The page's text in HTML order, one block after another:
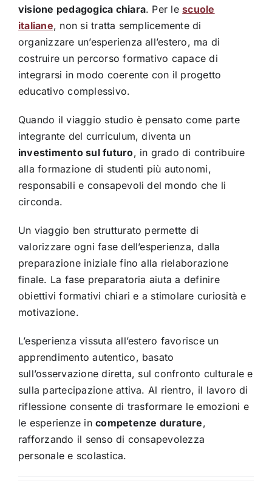
visione pedagogica chiara. Per lescuole
italiane, non si tratta semplicemente di
organizzare un’esperienza all’estero, ma di
costruire un percorso formativo capace di
integrarsi in modo coerente con il progetto
educativo complessivo.
Quando il viaggio studio è pensato come parte
integrante del curriculum, diventa un
investimento sul futuro, in grado di contribuire
alla formazione di studenti più autonomi,
responsabili e consapevoli del mondo che li
circonda.
Un viaggio ben strutturato permette di
valorizzare ogni fase dell’esperienza, dalla
preparazione iniziale fino alla rielaborazione
finale. La fase preparatoria aiuta a definire
obiettivi formativi chiari e a stimolare curiosità e
motivazione.
L’esperienza vissuta all’estero favorisce un
apprendimento autentico, basato
sull’osservazione diretta, sul confronto culturale e
sulla partecipazione attiva. Al rientro, il lavoro di
riflessione consente di trasformare le emozioni e
le esperienze incompetenze durature,
rafforzando il senso di consapevolezza
personale e scolastica.